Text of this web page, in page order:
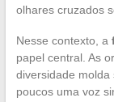
olhares cruzados
Nesse contexto, a
papel central. As
diversidade molda
poucos uma voz